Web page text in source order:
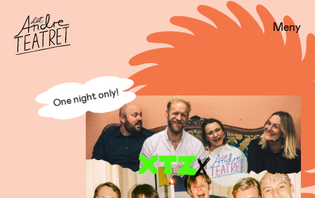
Meny
One night only!